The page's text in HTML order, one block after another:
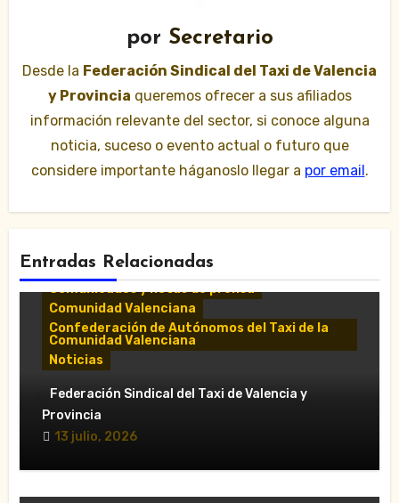
por Secretario
Desde la Federación Sindical del Taxi de Valencia
y Provincia queremos ofrecer a sus afiliados
información relevante del sector, si conoce alguna
noticia, suceso o evento actual o futuro que
considere importante háganoslo llegar a por email.
Entradas Relacionadas
Comunicados y notas de prensa
Comunidad Valenciana
Confederación de Autónomos del Taxi de la
Comunidad Valenciana
Noticias
«El taxi de Alicante muestra su
desánimo tras una reunión “infructuosa”
con la Conselleria por el Decreto Ley
5/2026»
Federación Sindical del Taxi de Valencia y
Provincia
13 julio, 2026